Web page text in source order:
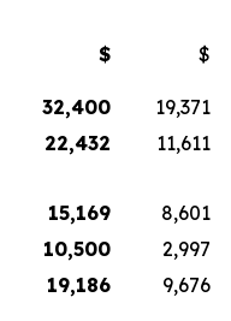
$ $
32,400
19,371
22,432 11,611
15,169
8,601
10,500
2,997
19,186 9,676